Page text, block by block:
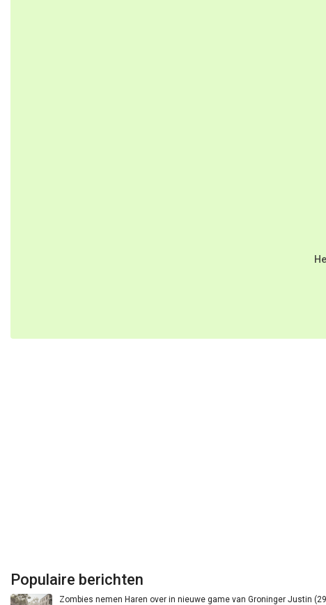
Populaire berichten
Zombies nemen Haren over in nieuwe game van Groninger Justin